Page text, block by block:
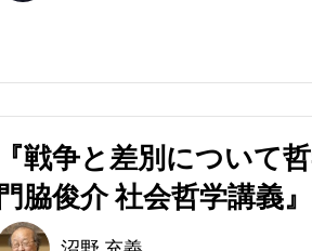
『戦争と差別について
門脇俊介 社会哲学講義